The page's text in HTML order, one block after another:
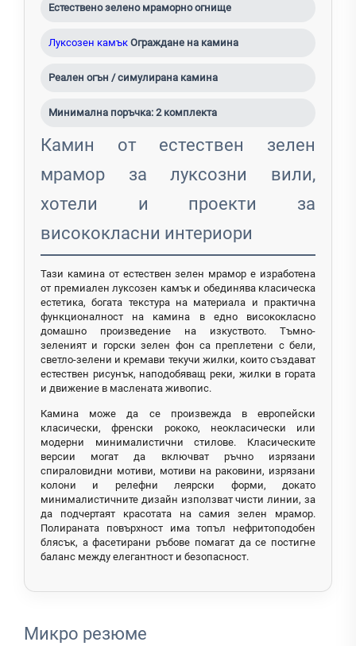
Естествено зелено мраморно огнище
Луксозен камък Ограждане на камина
Реален огън / симулирана камина
Минимална поръчка: 2 комплекта
Камин от естествен зелен
мрамор за луксозни вили,
хотели и проекти за
висококласни интериори
Тази камина от естествен зелен мрамор е изработена
от премиален луксозен камък и обединява класическа
естетика, богата текстура на материала и практична
функционалност на камина в едно висококласно
домашно произведение на изкуството. Тъмно-
зеленият и горски зелен фон са преплетени с бели,
светло-зелени и кремави текучи жилки, които създават
естествен рисунък, наподобяващ реки, жилки в гората
и движение в маслената живопис.
Камина може да се произвежда в европейски
класически, френски рококо, неокласически или
модерни минималистични стилове. Класическите
версии могат да включват ръчно изрязани
спираловидни мотиви, мотиви на раковини, изрязани
колони и релефни леярски форми, докато
минималистичните дизайн използват чисти линии, за
да подчертаят красотата на самия зелен мрамор.
Полираната повърхност има топъл нефритоподобен
блясък, а фасетирани ръбове помагат да се постигне
баланс между елегантност и безопасност.
Микро резюме